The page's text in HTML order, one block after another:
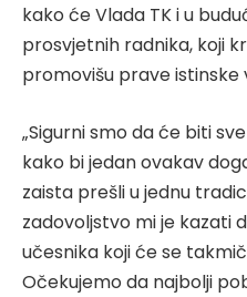
kako će Vlada TK i u
prosvjetnih radnika, koji
promovišu prave istinske
„Sigurni smo da će biti
kako bi jedan ovakav
zaista prešli u jednu
zadovoljstvo mi je kazati
učesnika koji će se
Očekujemo da najbolji